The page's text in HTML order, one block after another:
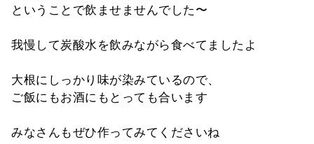
ということで飲ませませんでした〜
我慢して炭酸水を飲みながら食べてましたよ
大根にしっかり味が染みているので、
ご飯にもお酒にもとっても合います
みなさんもぜひ作ってみてくださいね